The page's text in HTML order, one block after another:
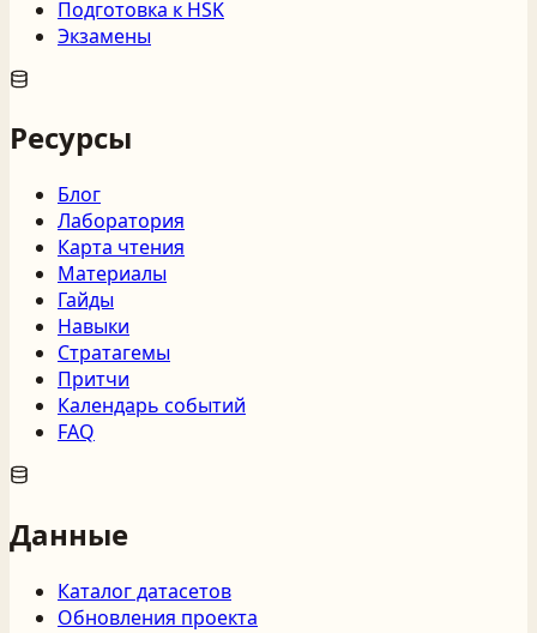
Подготовка к HSK
Экзамены
Ресурсы
Блог
Лаборатория
Карта чтения
Материалы
Гайды
Навыки
Стратагемы
Притчи
Календарь событий
FAQ
Данные
Каталог датасетов
Обновления проекта